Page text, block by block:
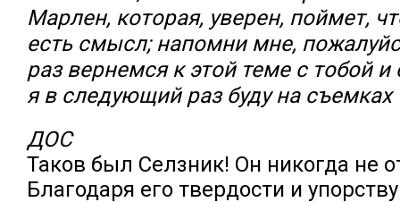
Марлен, которая, уверен, поймет,
есть смысл; напомни мне,
раз вернемся к этой теме с тобой
я в следующий раз буду на съемках
ДОС
Таков был Селзник! Он никогда не
Благодаря его твердости и